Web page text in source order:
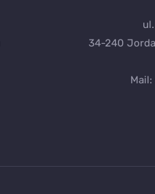
34-240
Mail: